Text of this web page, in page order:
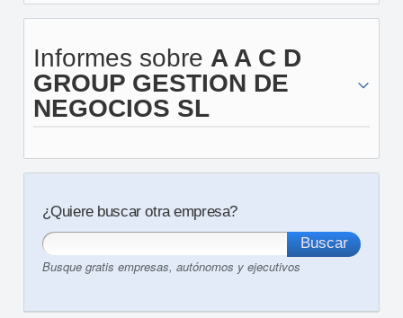
Informes sobre A A C D
GROUP GESTION DE
NEGOCIOS SL
¿Quiere buscar otra empresa?
Busque gratis empresas, autónomos y ejecutivos